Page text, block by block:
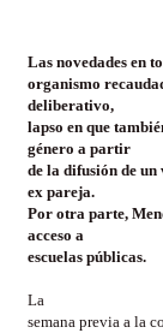
Las novedades en
organismo
deliberativo,
lapso en que
género a partir
de la difusión de un
ex pareja.
Por otra parte,
acceso a
escuelas públicas.
La
semana previa a la